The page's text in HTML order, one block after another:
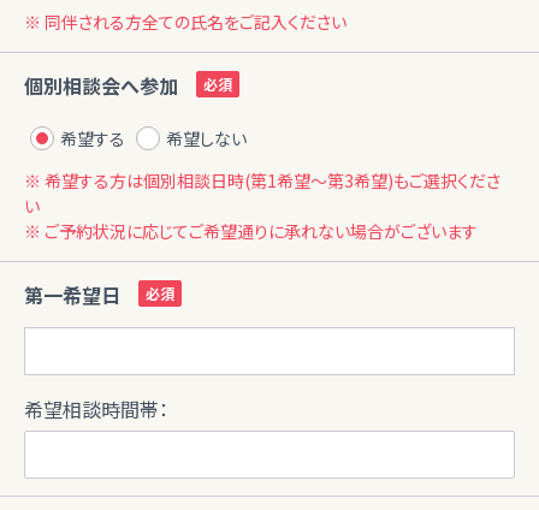
※ 同伴される方全ての氏名をご記入ください
個別相談会へ参加
希望する
希望しない
※ 希望する方は個別相談日時(第1希望〜第3希望)もご選択くださ
い
※ ご予約状況に応じてご希望通りに承れない場合がございます
第一希望日
希望相談時間帯：